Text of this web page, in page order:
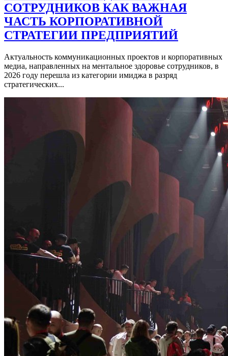
СОТРУДНИКОВ КАК ВАЖНАЯ
ЧАСТЬ КОРПОРАТИВНОЙ
СТРАТЕГИИ ПРЕДПРИЯТИЙ
Актуальность коммуникационных проектов и корпоративных
медиа, направленных на ментальное здоровье сотрудников, в
2026 году перешла из категории имиджа в разряд
стратегических...